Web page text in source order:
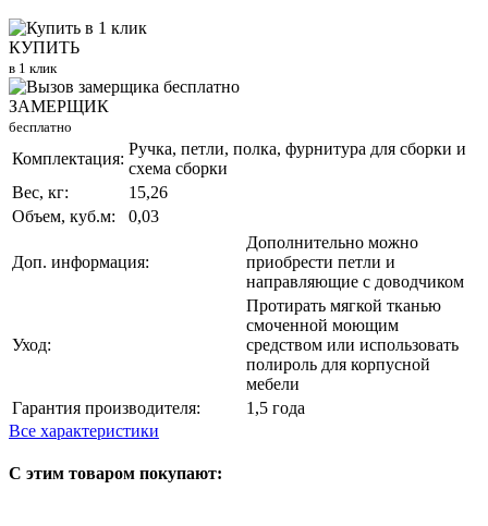
КУПИТЬ
в 1 клик
ЗАМЕРЩИК
бесплатно
Комплектация:
Ручка, петли, полка, фурнитура для сборки и
схема сборки
Вес, кг:
15,26
Объем, куб.м:
0,03
Доп. информация:
Дополнительно можно
приобрести петли и
направляющие с доводчиком
Уход:
Протирать мягкой тканью
смоченной моющим
средством или использовать
полироль для корпусной
мебели
Гарантия производителя:
1,5 года
Все характеристики
С этим товаром покупают: